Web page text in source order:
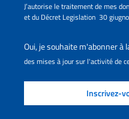
J’autorise le traitement de mes
et du Décret Legislation 30
Oui, je souhaite m'abonner à
des mises à jour sur l'activité de